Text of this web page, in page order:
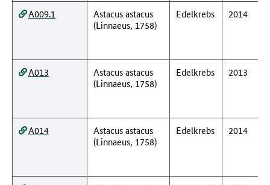
A009.1
Astacus astacus
(Linnaeus, 1758)
Edelkrebs 2014
A013
Astacus astacus
(Linnaeus, 1758)
Edelkrebs 2013
A014
Astacus astacus
(Linnaeus, 1758)
Edelkrebs 2014